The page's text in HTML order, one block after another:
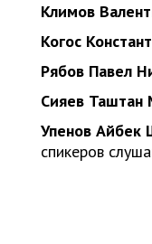
Климов
Когос
Рябов Павел
Сияев Таштан
Упенов Айбек
спикеров